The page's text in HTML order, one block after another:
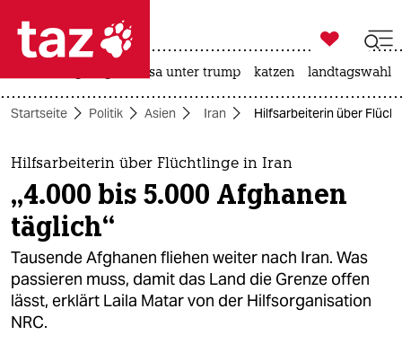
 taz zahl ich
taz zahl ich
themen
politik
öko
gesellschaft
kultur

taz zahl ich
usa unter trump katzen landtagswahl
Startseite Politik Asien Iran Hilfsarbeiterin über
Hilfsarbeiterin über Flüchtlinge in Iran
„4.000 bis 5.000 Afghanen
täglich“
Tausende Afghanen fliehen weiter nach Iran. Was
passieren muss, damit das Land die Grenze offen
lässt, erklärt Laila Matar von der Hilfsorganisation
NRC.